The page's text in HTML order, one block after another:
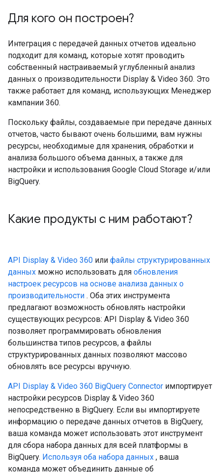
Для кого он построен?
Интеграция с передачей данных отчетов идеально
подходит для команд, которые хотят проводить
собственный настраиваемый углубленный анализ
данных о производительности Display & Video 360. Это
также работает для команд, использующих Менеджер
кампании 360.
Поскольку файлы, создаваемые при передаче данных
отчетов, часто бывают очень большими, вам нужны
ресурсы, необходимые для хранения, обработки и
анализа большого объема данных, а также для
настройки и использования Google Cloud Storage и/или
BigQuery.
Какие продукты с ним работают?
API Display & Video 360 или файлы структурированных
данных можно использовать для обновления
настроек ресурсов на основе анализа данных о
производительности . Оба этих инструмента
предлагают возможность обновлять настройки
существующих ресурсов: API Display & Video 360
позволяет программировать обновления
большинства типов ресурсов, а файлы
структурированных данных позволяют массово
обновлять все ресурсы вручную.
API Display & Video 360 BigQuery Connector импортирует
настройки ресурсов Display & Video 360
непосредственно в BigQuery. Если вы импортируете
информацию о передаче данных отчетов в BigQuery,
ваша команда может использовать этот инструмент
для сбора набора данных для всей платформы в
BigQuery. Используя оба набора данных , ваша
команда может объединить данные об